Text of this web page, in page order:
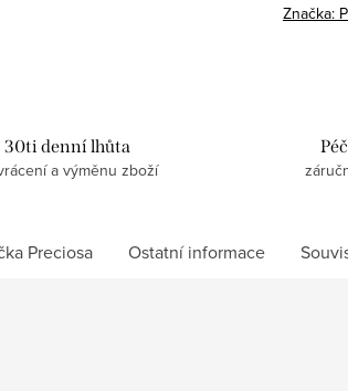
Značka:
30ti denní lhůta
a výměnu zboží
Preciosa Ostatní informace